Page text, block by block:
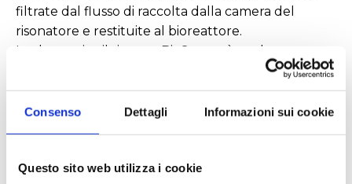
Consenso Dettagli Informazioni sui cookie
Questo sito web utilizza i cookie
filtrate dal flusso di raccolta dalla camera del
risonatore e restituite al bioreattore.
In alternativa il sistema BioSep può anche essere
configurato per consentire il funzionamento
semicontinuo o strategie alternative di ricircolo
cellulare.